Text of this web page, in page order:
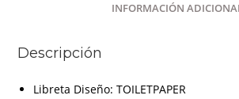
INFORMACIÓN
Descripción
Libreta Diseño: TOILETPAPER